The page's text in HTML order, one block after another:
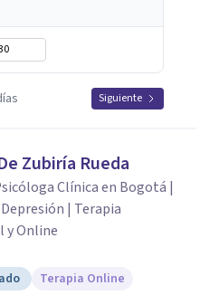
Siguiente
Zubiría Rueda
Clínica en Bogotá |
| Terapia
y Online
Terapia Online